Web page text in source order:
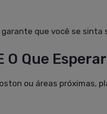
que você se
O Que
ou áreas próximas,